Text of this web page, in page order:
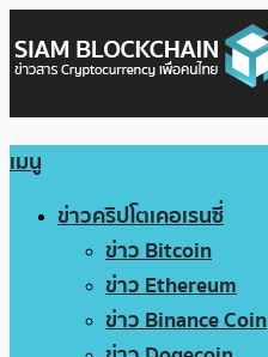
เมนู
ข่าวคริปโตเคอเรนซี่
ข่าว Bitcoin
ข่าว Ethereum
ข่าว Binance Coin